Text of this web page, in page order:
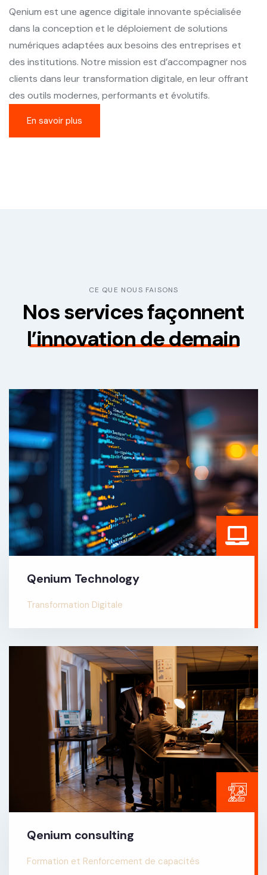
Qenium est une agence digitale innovante spécialisée
dans la conception et le déploiement de solutions
numériques adaptées aux besoins des entreprises et
des institutions. Notre mission est d’accompagner nos
clients dans leur transformation digitale, en leur offrant
des outils modernes, performants et évolutifs.
En savoir plus
CE QUE NOUS FAISONS
Nos services façonnent
l’innovation de demain
Qenium Technology
Transformation Digitale
Qenium consulting
Formation et Renforcement de capacités